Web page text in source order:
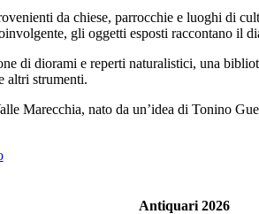
da chiese, parrocchie e luoghi di
gli oggetti esposti raccontano il
diorami e reperti naturalistici, una
altri strumenti.
nato da un’idea di Tonino
Antiquari 2026